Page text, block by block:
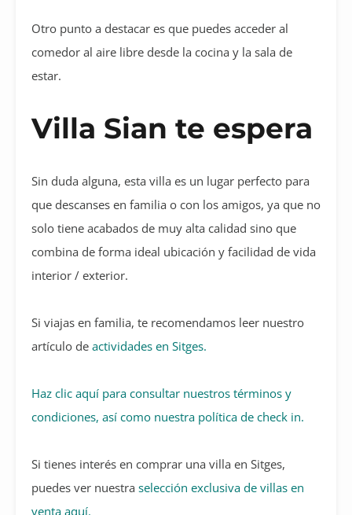
Otro punto a destacar es que puedes acceder al
comedor al aire libre desde la cocina y la sala de
estar.
Villa Sian te espera
Sin duda alguna, esta villa es un lugar perfecto para
que descanses en familia o con los amigos, ya que no
solo tiene acabados de muy alta calidad sino que
combina de forma ideal ubicación y facilidad de vida
interior / exterior.
Si viajas en familia, te recomendamos leer nuestro
artículo de actividades en Sitges.
Haz clic aquí para consultar nuestros términos y
condiciones, así como nuestra política de check in.
Si tienes interés en comprar una villa en Sitges,
puedes ver nuestra selección exclusiva de villas en
venta aquí.